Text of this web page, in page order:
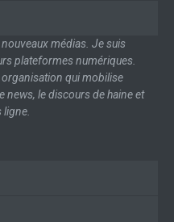
médias. Je suis
plateformes numériques.
qui mobilise
news, le discours de haine et